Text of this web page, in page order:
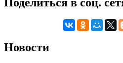
Новости